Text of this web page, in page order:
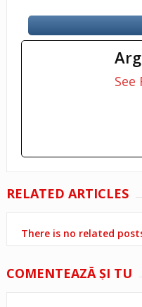
See
RELATED ARTICLES
There is no related
COMENTEAZĂ ŞI TU